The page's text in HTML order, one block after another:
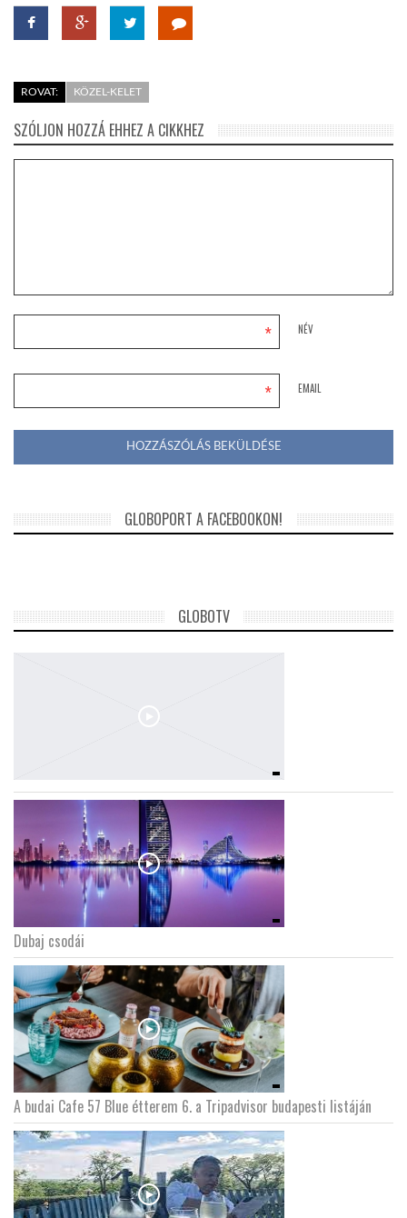
ROVAT: KÖZEL-KELET
SZÓLJON HOZZÁ EHHEZ A CIKKHEZ
NÉV
*
EMAIL
*
GLOBOPORT A FACEBOOKON!
GLOBOTV
Dubaj csodái
A budai Cafe 57 Blue étterem 6. a Tripadvisor budapesti listáján